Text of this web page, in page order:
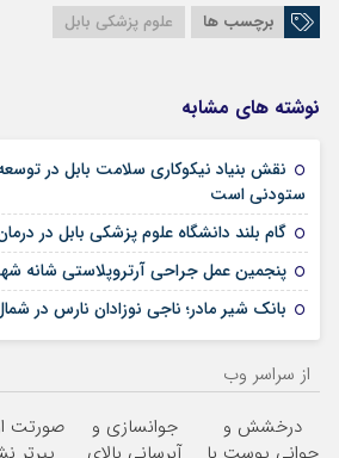
برچسب ها علوم پزشکی بابل
نوشته های مشابه
نقش بنیاد نیکوکاری سلامت بابل در
ستودنی است
گام بلند دانشگاه علوم پزشکی بابل در
پنجمین عمل جراحی آرتروپلاستی شانه
بانک شیر مادر؛ ناجی نوزادان نارس در
از سراسر وب
درخشش و
جوانسازی و
صورتت